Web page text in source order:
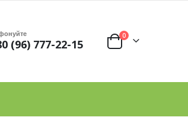
(96) 777-22-15 Cart
0елементи